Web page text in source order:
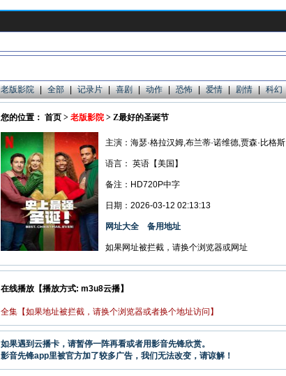
老版影院 | 全部 | 记录片 | 喜剧 | 动作 | 恐怖 | 爱情 | 剧情 | 科幻
您的位置： 首页 > 老版影院 > Z最好的圣诞节
主演：海瑟·格拉汉姆,布兰蒂·诺维德,贾森·比格斯
语言： 英语【美国】
备注：HD720P中字
日期：2026-03-12 02:13:13
网址大全 备用地址
如果网址被拦截，请换个浏览器或网址
在线播放【播放方式: m3u8云播】
全集【如果地址被拦截，请换个浏览器或者换个地址访问】
如果遇到云播卡，请暂停一阵再看或者用影音先锋欣赏。
影音先锋app里被官方加了较多广告，我们无法改变，请谅解！